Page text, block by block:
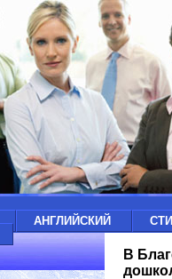
АНГЛИЙСКИЙ
В